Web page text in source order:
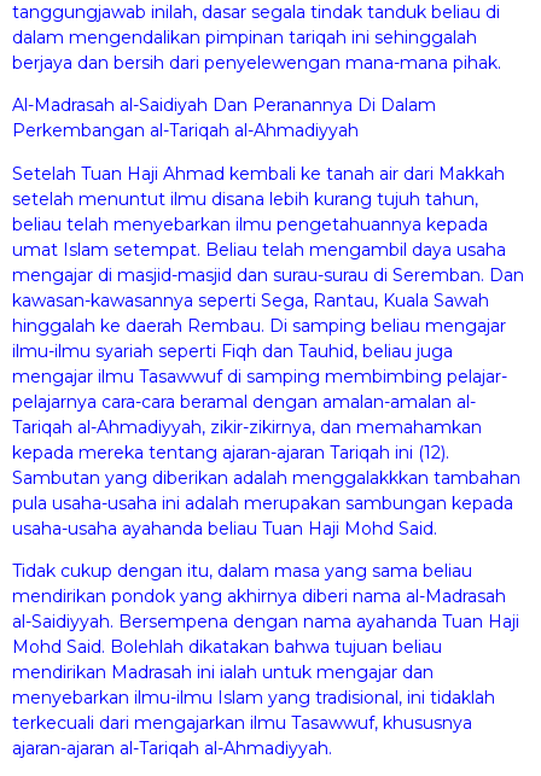
tanggungjawab inilah, dasar segala tindak tanduk beliau di
dalam mengendalikan pimpinan tariqah ini sehinggalah
berjaya dan bersih dari penyelewengan mana-mana pihak.
Al-Madrasah al-Saidiyah Dan Peranannya Di Dalam
Perkembangan al-Tariqah al-Ahmadiyyah
Setelah Tuan Haji Ahmad kembali ke tanah air dari Makkah
setelah menuntut ilmu disana lebih kurang tujuh tahun,
beliau telah menyebarkan ilmu pengetahuannya kepada
umat Islam setempat. Beliau telah mengambil daya usaha
mengajar di masjid-masjid dan surau-surau di Seremban. Dan
kawasan-kawasannya seperti Sega, Rantau, Kuala Sawah
hinggalah ke daerah Rembau. Di samping beliau mengajar
ilmu-ilmu syariah seperti Fiqh dan Tauhid, beliau juga
mengajar ilmu Tasawwuf di samping membimbing pelajar-
pelajarnya cara-cara beramal dengan amalan-amalan al-
Tariqah al-Ahmadiyyah, zikir-zikirnya, dan memahamkan
kepada mereka tentang ajaran-ajaran Tariqah ini (12).
Sambutan yang diberikan adalah menggalakkkan tambahan
pula usaha-usaha ini adalah merupakan sambungan kepada
usaha-usaha ayahanda beliau Tuan Haji Mohd Said.
Tidak cukup dengan itu, dalam masa yang sama beliau
mendirikan pondok yang akhirnya diberi nama al-Madrasah
al-Saidiyyah. Bersempena dengan nama ayahanda Tuan Haji
Mohd Said. Bolehlah dikatakan bahwa tujuan beliau
mendirikan Madrasah ini ialah untuk mengajar dan
menyebarkan ilmu-ilmu Islam yang tradisional, ini tidaklah
terkecuali dari mengajarkan ilmu Tasawwuf, khususnya
ajaran-ajaran al-Tariqah al-Ahmadiyyah.